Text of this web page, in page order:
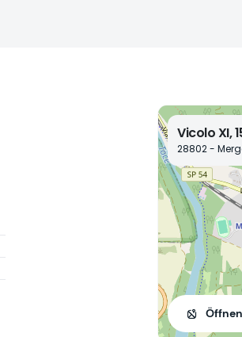
Vicolo XI,
28802 -